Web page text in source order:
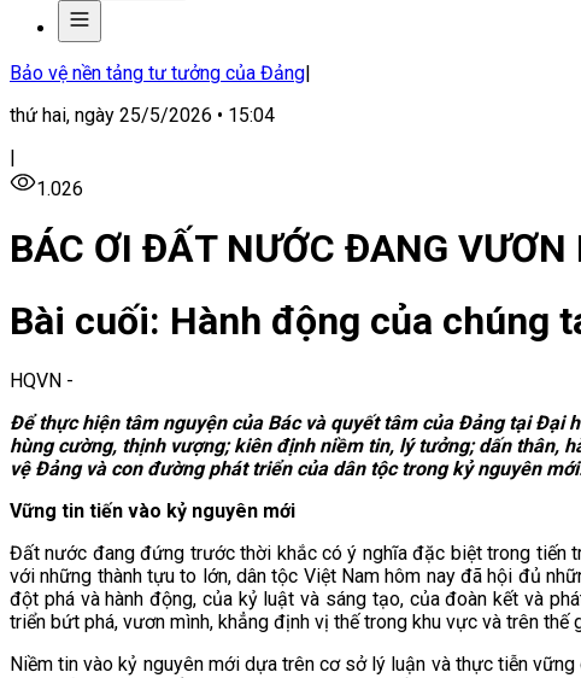
Bảo vệ nền tảng tư tưởng của Đảng|
thứ hai, ngày 25/5/2026 • 15:04
|
1.026
BÁC ƠI ĐẤT NƯỚC ĐANG VƯƠN
Bài cuối: Hành động của chúng
HQVN -
Để thực hiện tâm nguyện của Bác và quyết tâm của Đảng tại Đại
hùng cường, thịnh vượng; kiên định niềm tin, lý tưởng; dấn thân,
vệ Đảng và con đường phát triển của dân tộc trong kỷ nguyên
Vững tin tiến vào kỷ nguyên mới
Đất nước đang đứng trước thời khắc có ý nghĩa đặc biệt trong tiến
với những thành tựu to lớn, dân tộc Việt Nam hôm nay đã hội đủ
đột phá và hành động, của kỷ luật và sáng tạo, của đoàn kết và
triển bứt phá, vươn mình, khẳng định vị thế trong khu vực và trên thế
Niềm tin vào kỷ nguyên mới dựa trên cơ sở lý luận và thực tiễn